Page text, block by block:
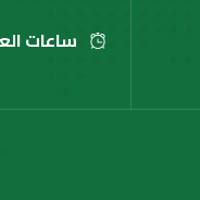
ساعات